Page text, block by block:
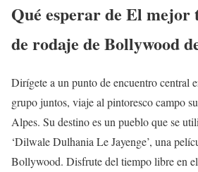
Qué esperar de El
de rodaje de Bollywood
Dirígete a un punto de encuentro central
grupo juntos, viaje al pintoresco campo
Alpes. Su destino es un pueblo que se
‘Dilwale Dulhania Le Jayenge’, una
Bollywood. Disfrute del tiempo libre en